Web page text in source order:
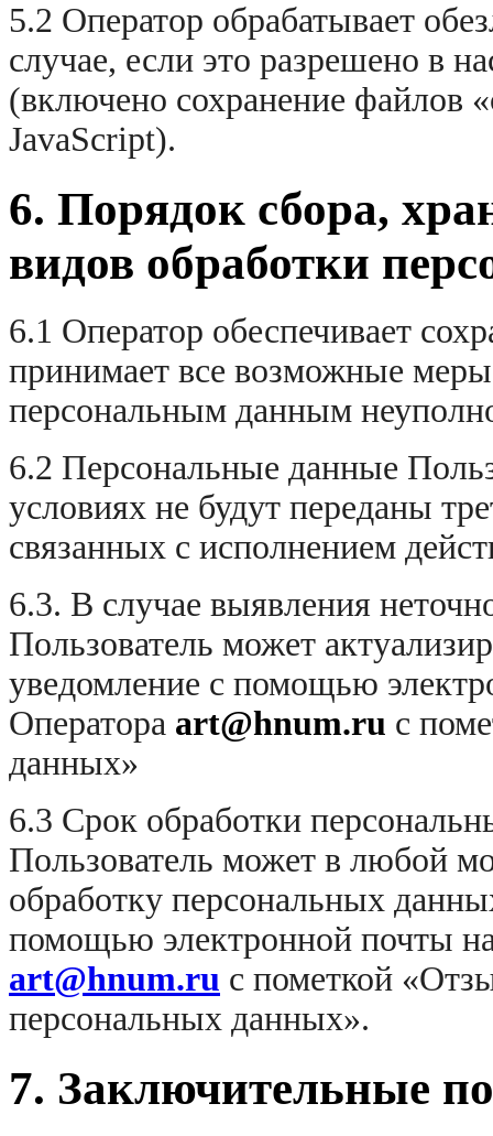
5.2 Оператор обрабатывает
случае, если это разрешено в
(включено сохранение файлов
JavaScript).
6. Порядок сбора,
видов обработки
6.1 Оператор обеспечивает
принимает все возможные
персональным данным
6.2 Персональные данные
условиях не будут переданы
связанных с исполнением
6.3. В случае выявления
Пользователь может
уведомление с помощью
Оператора art@hnum.ru с
данных»
6.3 Срок обработки
Пользователь может в любой
обработку персональных
помощью электронной почты
art@hnum.ru с пометкой
персональных данных».
7. Заключительные